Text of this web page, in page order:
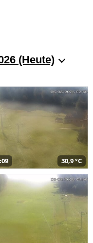
(Heute)
30,9 °C